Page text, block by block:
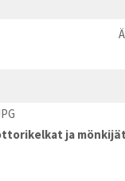
ja mönkijät